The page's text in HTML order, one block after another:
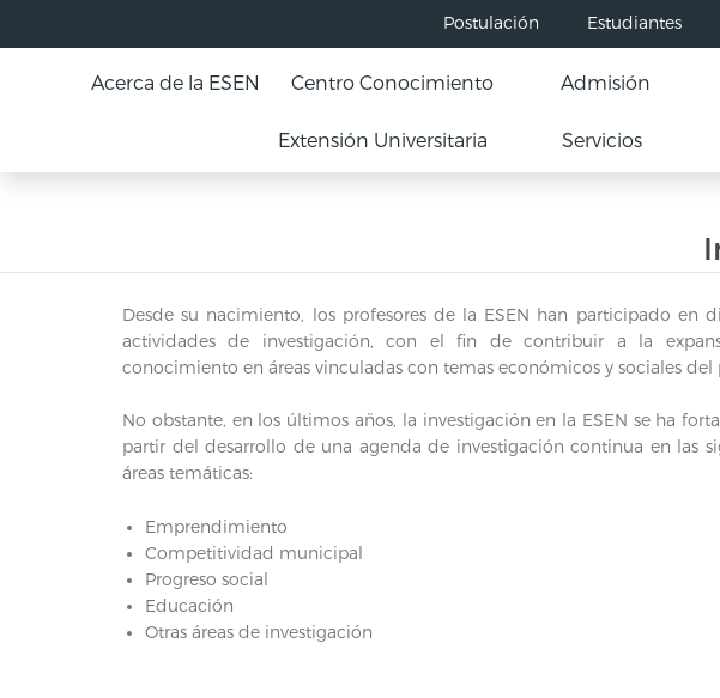
Postulación Estudiantes
Acerca de la ESEN Centro Conocimiento Admisión
Extensión Universitaria Servicios
Desde su nacimiento, los profesores de la ESEN han participado en
actividades de investigación, con el fin de contribuir a la
conocimiento en áreas vinculadas con temas económicos y sociales del
No obstante, en los últimos años, la investigación en la ESEN se ha
partir del desarrollo de una agenda de investigación continua en las
áreas temáticas:
Emprendimiento
Competitividad municipal
Progreso social
Educación
Otras áreas de investigación